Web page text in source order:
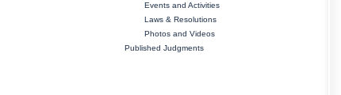
Events and Activities
Laws & Resolutions
Photos and Videos
Published Judgments